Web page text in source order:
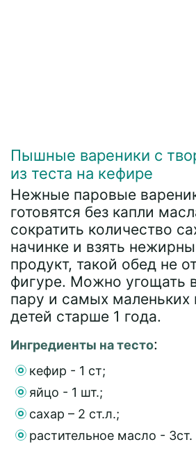
Пышные вареники с
из теста на кефире
Нежные паровые
готовятся без капли
сократить количество
начинке и взять
продукт, такой обед не
фигуре. Можно угощать
пару и самых маленьких
детей старше 1 года.
Ингредиенты на тесто:
кефир - 1 ст;
яйцо - 1 шт.;
сахар – 2 ст.л.;
растительное масло - 3ст.